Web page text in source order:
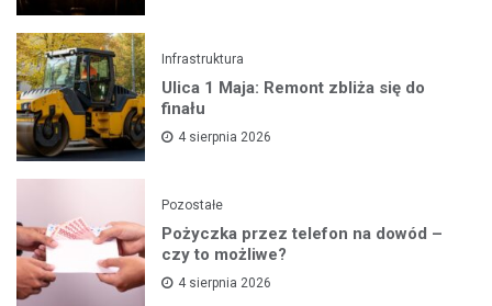
Infrastruktura
Ulica 1 Maja: Remont zbliża się do
finału
4 sierpnia 2026
Pozostałe
Pożyczka przez telefon na dowód –
czy to możliwe?
4 sierpnia 2026